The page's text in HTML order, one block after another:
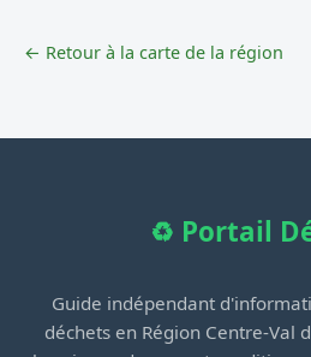
← Retour à la carte de la région
♻️ Portail
Guide indépendant
déchets en Région Centre-Val